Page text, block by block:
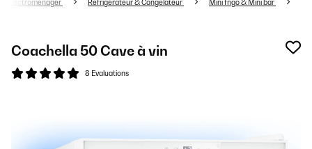
Electroménager Réfrigérateur & Congélateur Mini frigo & Mini bar
Coachella 50 Cave à vin
8 Evaluations